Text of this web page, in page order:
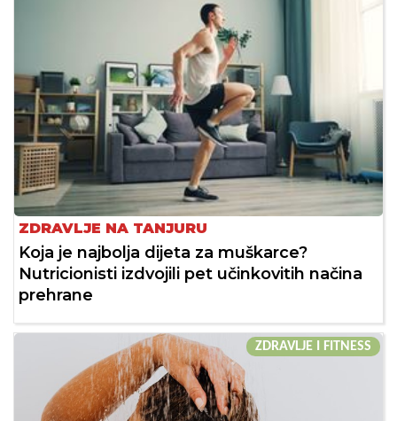
ZDRAVLJE NA TANJURU
Koja je najbolja dijeta za muškarce?
Nutricionisti izdvojili pet učinkovitih načina
prehrane
ZDRAVLJE I FITNESS